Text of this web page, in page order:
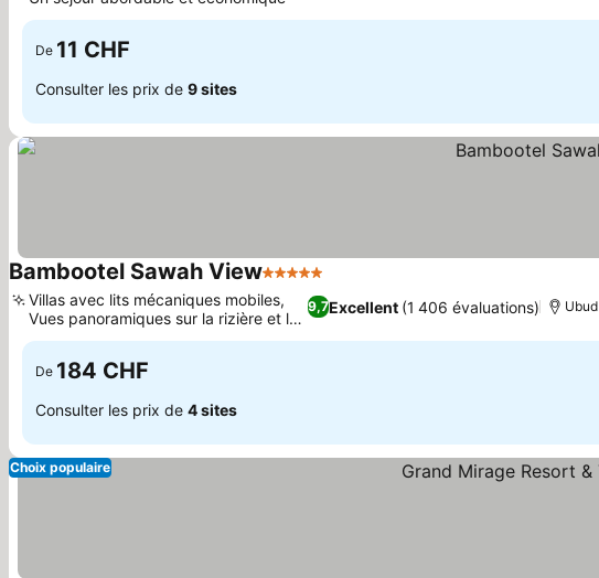
De 11 CHF
Consulter les prix de 9 sites
Bambootel Sawah View5 Étoiles
9,7Excellent (1 406 évaluations)
Villas avec lits mécaniques mobiles,
Vues panoramiques sur la rizière et la
jungle
Ubud
De 184 CHF
Consulter les prix de 4 sites
Choix populaire